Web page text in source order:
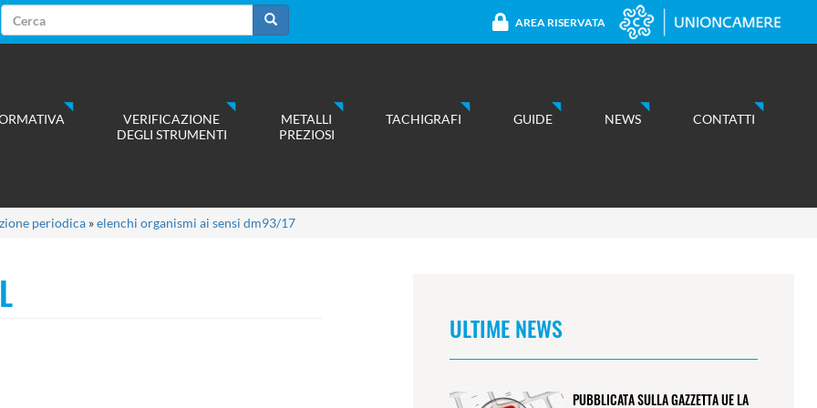
Form
di
Cerca
AREA RISERVATA
VERIFICAZIONE
DEGLI STRUMENTI
METALLI
PREZIOSI
TACHIGRAFI GUIDE NEWS CONTATTI
periodica »elenchi organismi ai sensi dm93/17
ULTIME NEWS
PUBBLICATA SULLA GAZZETTA UE LA